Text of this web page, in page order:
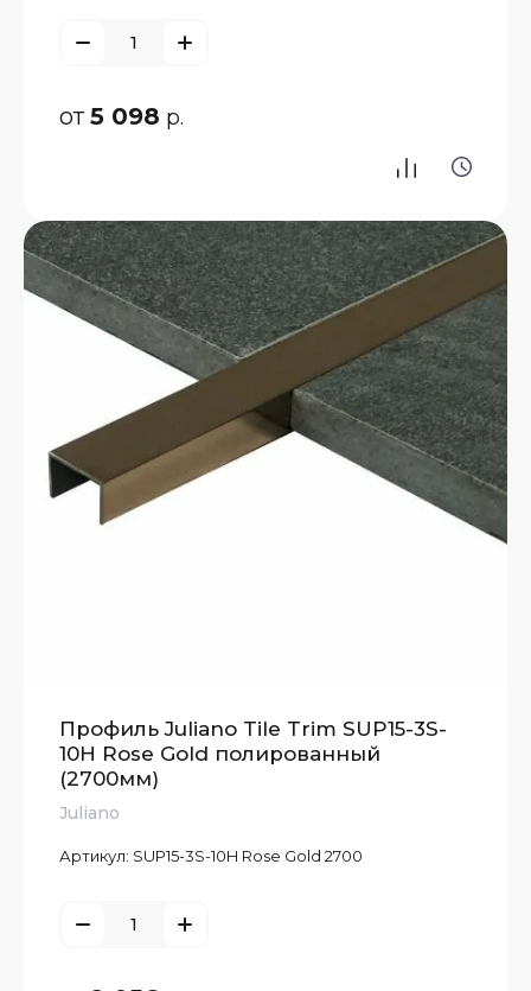
от5 098 р.
Профиль Juliano Tile Trim SUP15-3S-
10H Rose Gold полированный
(2700мм)
Juliano
Артикул: SUP15-3S-10H Rose Gold 2700